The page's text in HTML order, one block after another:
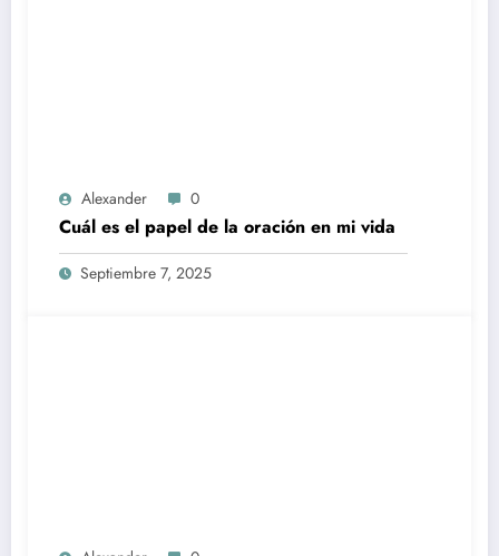
Alexander 0
Cuál es el papel de la oración en mi vida
Septiembre 7, 2025